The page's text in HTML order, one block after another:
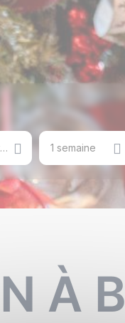
sam. 15 août 2026 1 semaine
À